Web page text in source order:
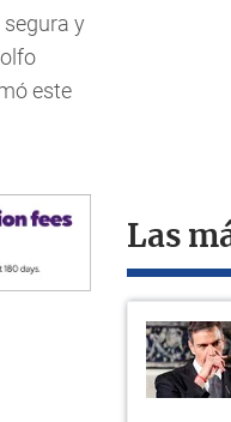
y
este
Las